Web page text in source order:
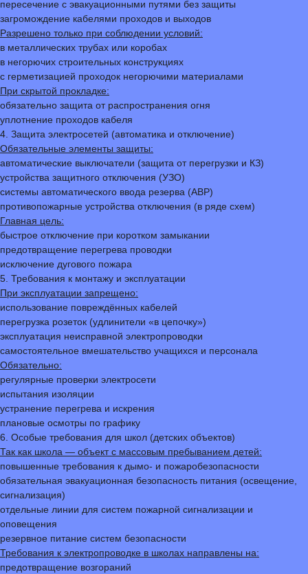
пересечение с эвакуационными путями без защиты
загромождение кабелями проходов и выходов
Разрешено только при соблюдении условий:
в металлических трубах или коробах
в негорючих строительных конструкциях
с герметизацией проходок негорючими материалами
При скрытой прокладке:
обязательно защита от распространения огня
уплотнение проходов кабеля
4. Защита электросетей (автоматика и отключение)
Обязательные элементы защиты:
автоматические выключатели (защита от перегрузки и КЗ)
устройства защитного отключения (УЗО)
системы автоматического ввода резерва (АВР)
противопожарные устройства отключения (в ряде схем)
Главная цель:
быстрое отключение при коротком замыкании
предотвращение перегрева проводки
исключение дугового пожара
5. Требования к монтажу и эксплуатации
При эксплуатации запрещено:
использование повреждённых кабелей
перегрузка розеток (удлинители «в цепочку»)
эксплуатация неисправной электропроводки
самостоятельное вмешательство учащихся и персонала
Обязательно:
регулярные проверки электросети
испытания изоляции
устранение перегрева и искрения
плановые осмотры по графику
6. Особые требования для школ (детских объектов)
Так как школа — объект с массовым пребыванием детей:
повышенные требования к дымо- и пожаробезопасности
обязательная эвакуационная безопасность питания (освещение,
сигнализация)
отдельные линии для систем пожарной сигнализации и
оповещения
резервное питание систем безопасности
Требования к электропроводке в школах направлены на:
предотвращение возгораний